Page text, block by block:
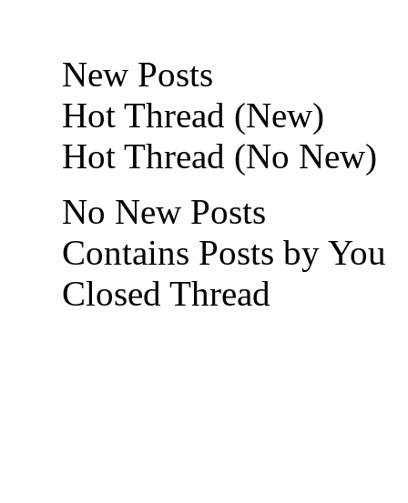
New Posts
Hot Thread (New)
Hot Thread (No New)
No New Posts
Contains Posts by You
Closed Thread